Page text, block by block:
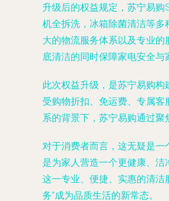
升级后的权益规定，苏宁易
机全拆洗，冰箱除菌清洁等
大的物流服务体系以及专业
底清洁的同时保障家电安全与
此次权益升级，是苏宁易购
受购物折扣、免运费、专属
系的背景下，苏宁易购通过聚
对于消费者而言，这无疑是
是为家人营造一个更健康、
这一专业、便捷、实惠的清洁
务”成为品质生活的新常态。